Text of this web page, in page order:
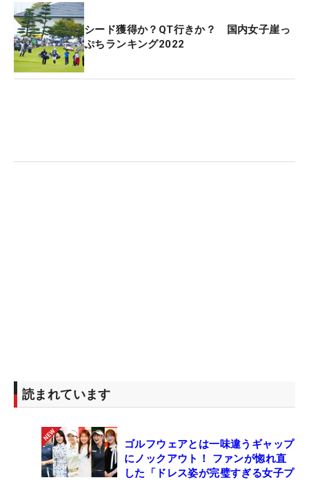
たら・ればにはなるが、ここをパーを拾っていれば
トータル8アンダーで5位タイと目標を達成していた
だけに、なおさらだ。
て、現時点では『大会開催前週までの当該シーズン
シード獲得か？QT行きか？ 国内女子崖っ
ぷちランキング2022
読まれています
ゴルフウェアとは一味違うギャップ
にノックアウト！ ファンが惚れ直
した「ドレス姿が完璧すぎる女子プ